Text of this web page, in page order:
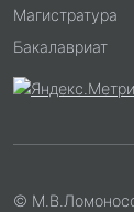
Магистратура
Бакалавриат
©